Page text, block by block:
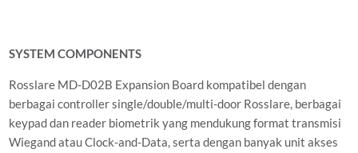
SYSTEM COMPONENTS
Rosslare MD-D02B Expansion Board kompatibel dengan
berbagai controller single/double/multi-door Rosslare, berbagai
keypad dan reader biometrik yang mendukung format transmisi
Wiegand atau Clock-and-Data, serta dengan banyak unit akses